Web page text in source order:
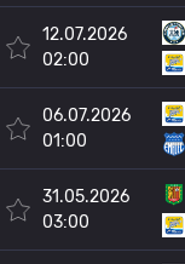
12.07.2026
02:00
06.07.2026
01:00
31.05.2026
03:00